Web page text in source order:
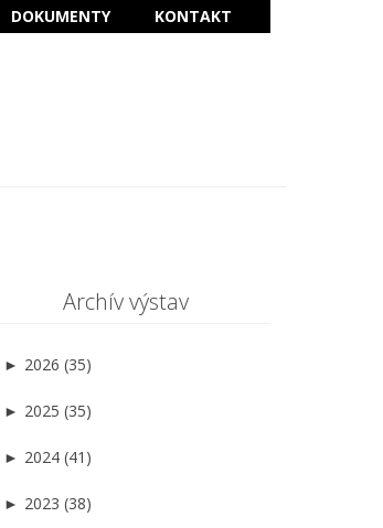
DOKUMENTY KONTAKT
Archív výstav
► 2026 (35)
► 2025 (35)
► 2024 (41)
► 2023 (38)